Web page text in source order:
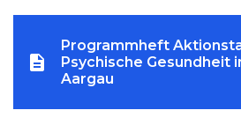
Programmheft
Psychische Gesundheit
Aargau